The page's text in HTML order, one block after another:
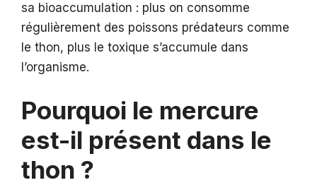
sa bioaccumulation : plus on consomme
régulièrement des poissons prédateurs comme
le thon, plus le toxique s’accumule dans
l’organisme.
Pourquoi le mercure
est-il présent dans le
thon ?